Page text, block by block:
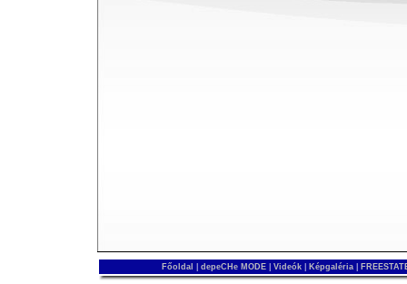
Főoldal depeCHe MODE Videók Képgaléria